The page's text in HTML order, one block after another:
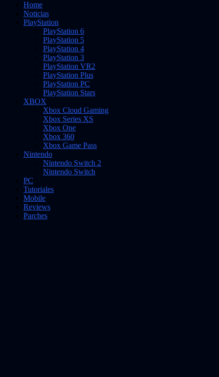
Home
Noticias
PlayStation
PlayStation 6
PlayStation 5
PlayStation 4
PlayStation 3
PlayStation VR2
PlayStation Plus
PlayStation PC
PlayStation Stars
XBOX
Xbox Cloud Gaming
Xbox Series XS
Xbox One
Xbox 360
Xbox Game Pass
Nintendo
Nintendo Switch 2
Nintendo Switch
PC
Tutoriales
Mobile
Reviews
Parches